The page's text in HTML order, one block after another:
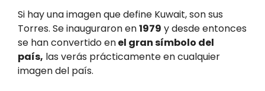
Si hay una imagen que define Kuwait, son sus
Torres. Se inauguraron en1979 y desde entonces
se han convertido enel gran símbolo del
país, las verás prácticamente en cualquier
imagen del país.